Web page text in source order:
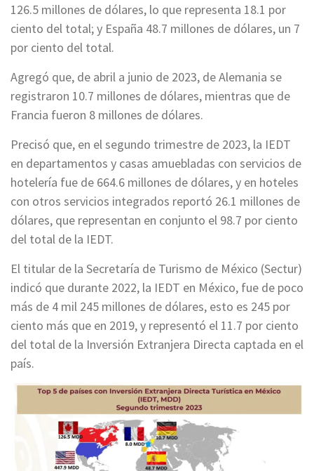
126.5 millones de dólares, lo que representa 18.1 por
ciento del total; y España 48.7 millones de dólares, un 7
por ciento del total.
Agregó que, de abril a junio de 2023, de Alemania se
registraron 10.7 millones de dólares, mientras que de
Francia fueron 8 millones de dólares.
Precisó que, en el segundo trimestre de 2023, la IEDT
en departamentos y casas amuebladas con servicios de
hotelería fue de 664.6 millones de dólares, y en hoteles
con otros servicios integrados reportó 26.1 millones de
dólares, que representan en conjunto el 98.7 por ciento
del total de la IEDT.
El titular de la Secretaría de Turismo de México (Sectur)
indicó que durante 2022, la IEDT en México, fue de poco
más de 4 mil 245 millones de dólares, esto es 245 por
ciento más que en 2019, y representó el 11.7 por ciento
del total de la Inversión Extranjera Directa captada en el
país.